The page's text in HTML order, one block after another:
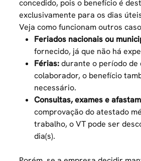
concedido, pois o benefício é
exclusivamente para os dias
Veja como funcionam outros
Feriados nacionais ou
fornecido, já que não há
Férias:durante o período de
colaborador, o benefício
necessário.
Consultas, exames e
comprovação doatestado
trabalho, o VT pode ser
dia(s).